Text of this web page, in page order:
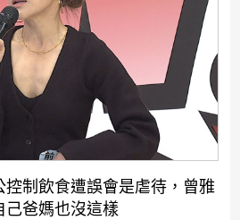
控制飲食遭誤會是虐待，曾雅
己爸媽也沒這樣